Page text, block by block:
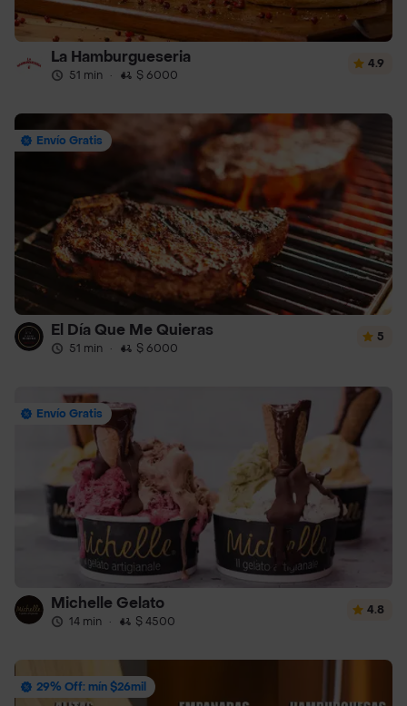
La Hamburgueseria
51 min · $ 6000
4.9
Envío Gratis
El Día Que Me Quieras
51 min · $ 6000
5
Envío Gratis
Michelle Gelato
14 min · $ 4500
4.8
29% Off: mín $26mil